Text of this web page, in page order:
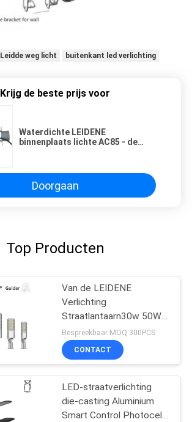
Leidde weg licht buitenkant led verlichting
Krijg de beste prijs voor
Waterdichte LEIDENE
binnenplaats lichte AC85 - de
Doorgaan
Top Producten
Van de LEIDENE
Verlichting
Straatlantaarn30w 50W
100W 150W 200W IK08
IP66 de Waterdichte
Openluchtparkeerplaats
Bespreekbaar MOQ:300PCS
CONTACT
LED-straatverlichting
die-casting Aluminium
Smart Control Photocell